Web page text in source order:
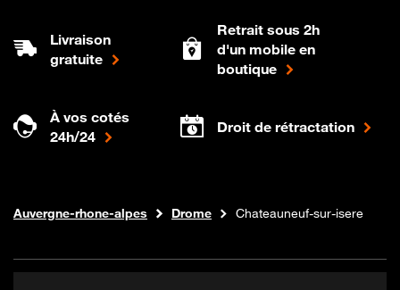
Livraison
gratuite
Retrait sous 2h
d'un mobile en
boutique
À vos cotés
24h/24
Droit de rétractation
Boutique Orange
Internet fibre
Auvergne-rhone-alpes Drome Chateauneuf-sur-isere